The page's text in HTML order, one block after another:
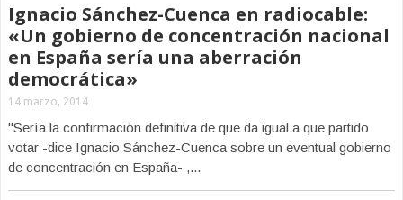
Ignacio Sánchez-Cuenca en radiocable:
«Un gobierno de concentración nacional
en España sería una aberración
democrática»
14 marzo, 2014
"Sería la confirmación definitiva de que da igual a que partido
votar -dice Ignacio Sánchez-Cuenca sobre un eventual gobierno
de concentración en España- ,...